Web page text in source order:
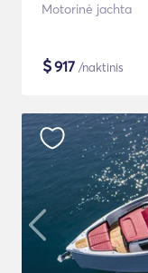
Motorinė jachta
$917 /naktinis